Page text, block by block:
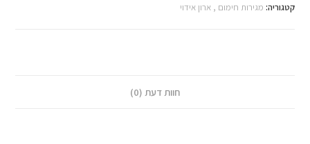
קטגוריה: מגירות חימום , ארון אידוי
חוות דעת (0)